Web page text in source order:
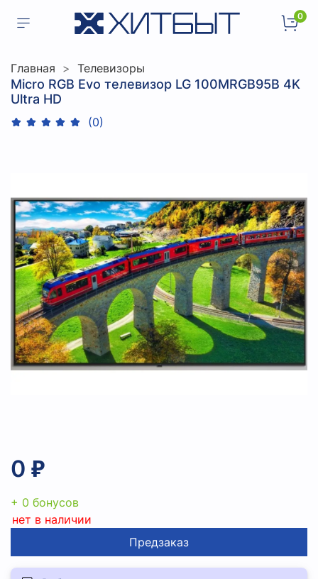
0
Главная Телевизоры
Micro RGB Evo телевизор LG 100MRGB95B 4K
Ultra HD
(0)
0 ₽
+ 0 бонусов
нет в наличии
Предзаказ